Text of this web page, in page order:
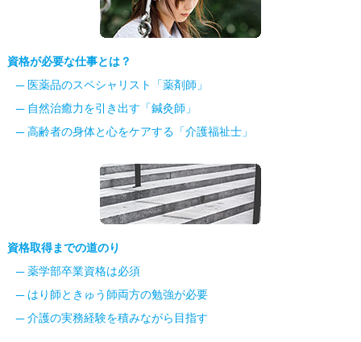
資格が必要な仕事とは？
医薬品のスペシャリスト「薬剤師」
自然治癒力を引き出す「鍼灸師」
高齢者の身体と心をケアする「介護福祉士」
資格取得までの道のり
薬学部卒業資格は必須
はり師ときゅう師両方の勉強が必要
介護の実務経験を積みながら目指す